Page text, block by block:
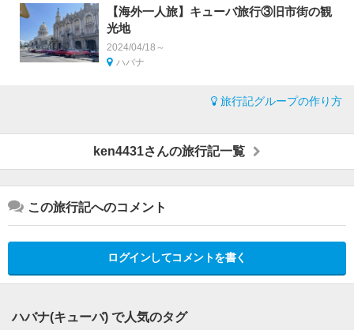
【海外一人旅】キューバ旅行③旧市街の観
光地
2024/04/18～
ハバナ
旅行記グループの作り方
ken4431さんの旅行記一覧
この旅行記へのコメント
ログインしてコメントを書く
ハバナ(キューバ) で人気のタグ